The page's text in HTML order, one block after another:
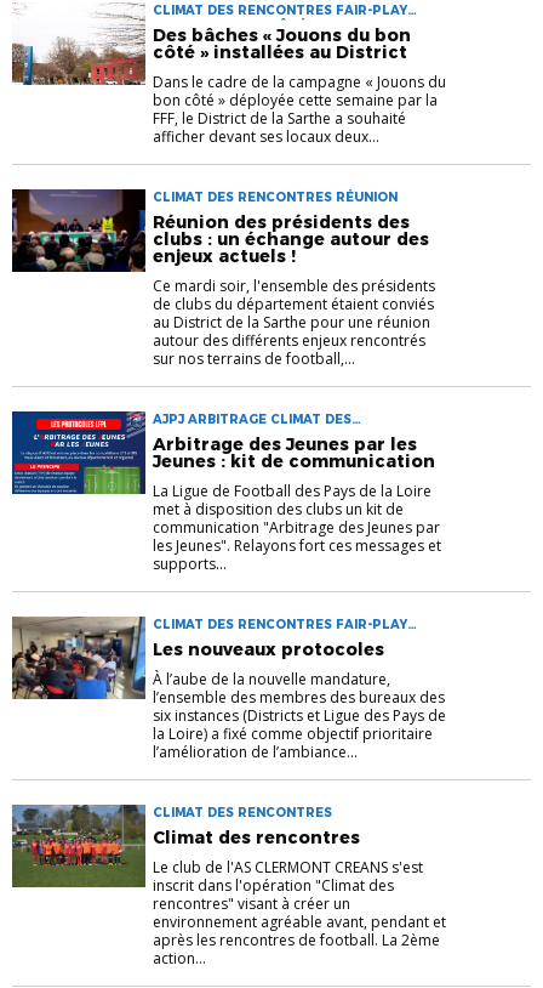
CLIMAT DES RENCONTRES FAIR-PLAY
JOUONS DU BON CÔTÉ
Des bâches « Jouons du bon
côté » installées au District
Dans le cadre de la campagne « Jouons du
bon côté » déployée cette semaine par la
FFF, le District de la Sarthe a souhaité
afficher devant ses locaux deux...
CLIMAT DES RENCONTRES RÉUNION
Réunion des présidents des
clubs : un échange autour des
enjeux actuels !
Ce mardi soir, l'ensemble des présidents
de clubs du département étaient conviés
au District de la Sarthe pour une réunion
autour des différents enjeux rencontrés
sur nos terrains de football,...
AJPJ ARBITRAGE CLIMAT DES
RENCONTRES
Arbitrage des Jeunes par les
Jeunes : kit de communication
La Ligue de Football des Pays de la Loire
met à disposition des clubs un kit de
communication "Arbitrage des Jeunes par
les Jeunes". Relayons fort ces messages et
supports...
CLIMAT DES RENCONTRES FAIR-PLAY
PROTOCOLE
Les nouveaux protocoles
À l’aube de la nouvelle mandature,
l’ensemble des membres des bureaux des
six instances (Districts et Ligue des Pays de
la Loire) a fixé comme objectif prioritaire
l’amélioration de l’ambiance...
CLIMAT DES RENCONTRES
Climat des rencontres
Le club de l'AS CLERMONT CREANS s'est
inscrit dans l'opération "Climat des
rencontres" visant à créer un
environnement agréable avant, pendant et
après les rencontres de football. La 2ème
action...